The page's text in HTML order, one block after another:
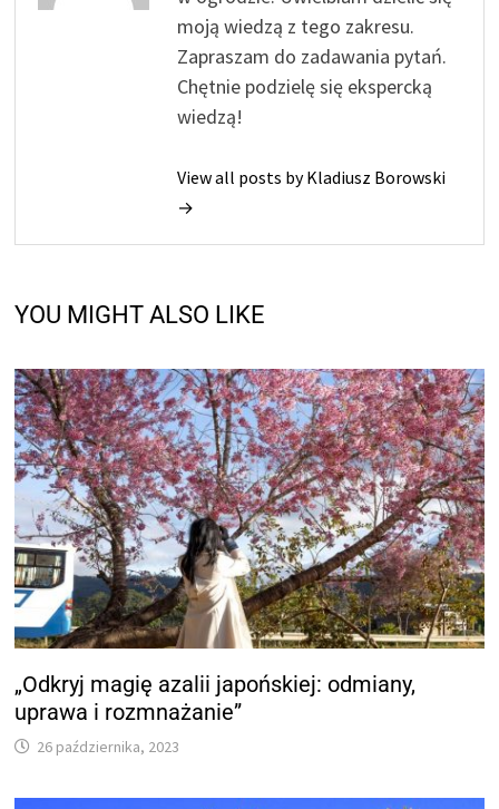
moją wiedzą z tego zakresu.
Zapraszam do zadawania pytań.
Chętnie podzielę się ekspercką
wiedzą!
View all posts by Kladiusz Borowski
→
YOU MIGHT ALSO LIKE
„Odkryj magię azalii japońskiej: odmiany,
uprawa i rozmnażanie”
26 października, 2023